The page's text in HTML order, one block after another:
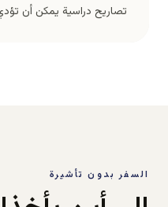
تصاريح دراسية يمكن أن
السفر بدون تأشيرة